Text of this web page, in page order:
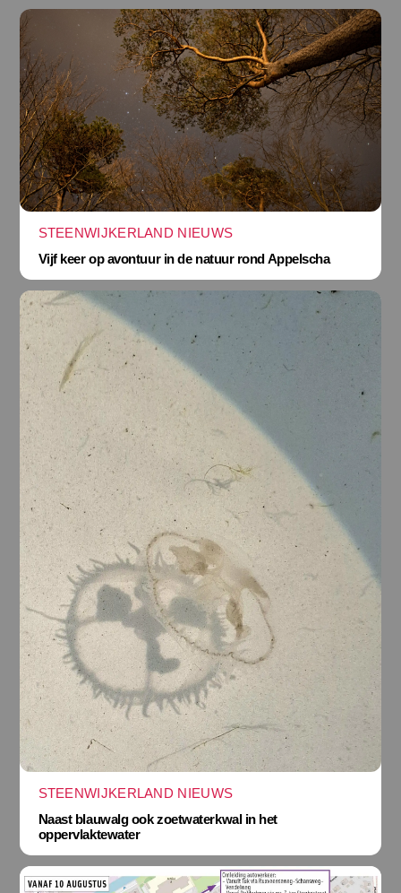
STEENWIJKERLAND NIEUWS
Vijf keer op avontuur in de natuur rond Appelscha
STEENWIJKERLAND NIEUWS
Naast blauwalg ook zoetwaterkwal in het
oppervlaktewater